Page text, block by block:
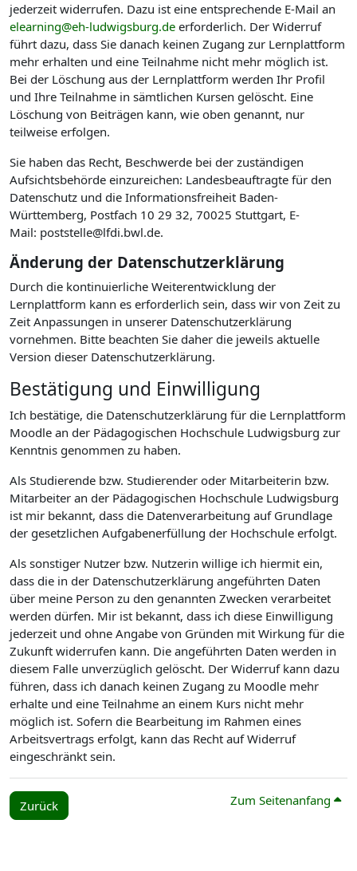
jederzeit widerrufen. Dazu ist eine entsprechende E-Mail an
elearning@eh-ludwigsburg.de erforderlich. Der Widerruf
führt dazu, dass Sie danach keinen Zugang zur Lernplattform
mehr erhalten und eine Teilnahme nicht mehr möglich ist.
Bei der Löschung aus der Lernplattform werden Ihr Profil
und Ihre Teilnahme in sämtlichen Kursen gelöscht. Eine
Löschung von Beiträgen kann, wie oben genannt, nur
teilweise erfolgen.
Sie haben das Recht, Beschwerde bei der zuständigen
Aufsichtsbehörde einzureichen: Landesbeauftragte für den
Datenschutz und die Informationsfreiheit Baden-
Württemberg, Postfach 10 29 32, 70025 Stuttgart, E-
Mail: poststelle@lfdi.bwl.de.
Änderung der Datenschutzerklärung
Durch die kontinuierliche Weiterentwicklung der
Lernplattform kann es erforderlich sein, dass wir von Zeit zu
Zeit Anpassungen in unserer Datenschutzerklärung
vornehmen. Bitte beachten Sie daher die jeweils aktuelle
Version dieser Datenschutzerklärung.
Bestätigung und Einwilligung
Ich bestätige, die Datenschutzerklärung für die Lernplattform
Moodle an der Pädagogischen Hochschule Ludwigsburg zur
Kenntnis genommen zu haben.
Als Studierende bzw. Studierender oder Mitarbeiterin bzw.
Mitarbeiter an der Pädagogischen Hochschule Ludwigsburg
ist mir bekannt, dass die Datenverarbeitung auf Grundlage
der gesetzlichen Aufgabenerfüllung der Hochschule erfolgt.
Als sonstiger Nutzer bzw. Nutzerin willige ich hiermit ein,
dass die in der Datenschutzerklärung angeführten Daten
über meine Person zu den genannten Zwecken verarbeitet
werden dürfen. Mir ist bekannt, dass ich diese Einwilligung
jederzeit und ohne Angabe von Gründen mit Wirkung für die
Zukunft widerrufen kann. Die angeführten Daten werden in
diesem Falle unverzüglich gelöscht. Der Widerruf kann dazu
führen, dass ich danach keinen Zugang zu Moodle mehr
erhalte und eine Teilnahme an einem Kurs nicht mehr
möglich ist. Sofern die Bearbeitung im Rahmen eines
Arbeitsvertrags erfolgt, kann das Recht auf Widerruf
eingeschränkt sein.
Zurück Zum Seitenanfang